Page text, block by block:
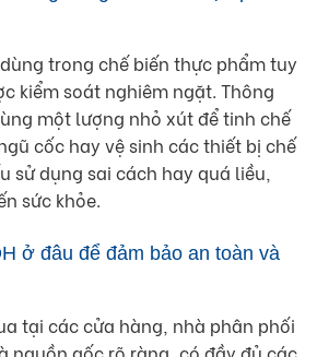
trong chế biến thực phẩm tuy
kiểm soát nghiêm ngặt. Thông
một lượng nhỏ xút để tinh chế
cốc hay vệ sinh các thiết bị chế
sử dụng sai cách hay quá liều,
sức khỏe.
ở đâu để đảm bảo an toàn và
tại các cửa hàng, nhà phân phối